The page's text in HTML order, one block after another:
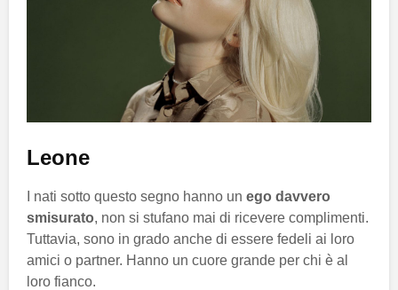
Leone
I nati sotto questo segno hanno un ego davvero
smisurato, non si stufano mai di ricevere complimenti.
Tuttavia, sono in grado anche di essere fedeli ai loro
amici o partner. Hanno un cuore grande per chi è al
loro fianco.